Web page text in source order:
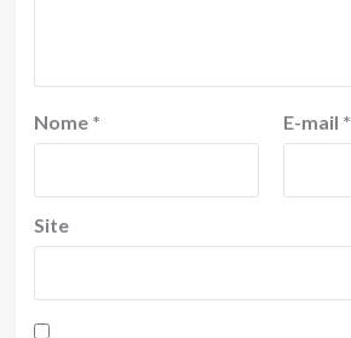
Nome * E-mail *
Site